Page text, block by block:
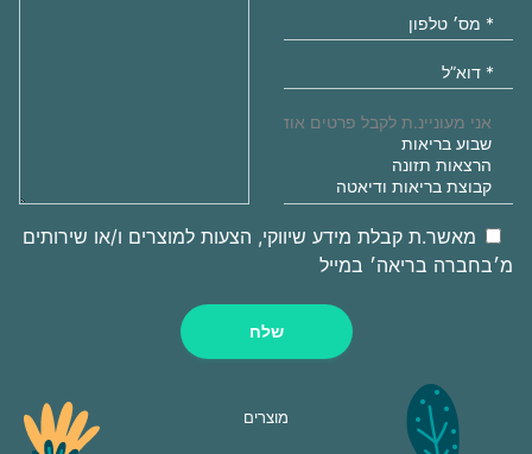
מאשר.ת קבלת מידע שיווקי, הצעות למוצרים ו/או שירותים
מ׳בחברה בריאה׳ במייל
שלח
מוצרים